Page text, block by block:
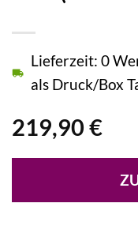
219,90 €
Lieferzeit: 0
als Druck/Box